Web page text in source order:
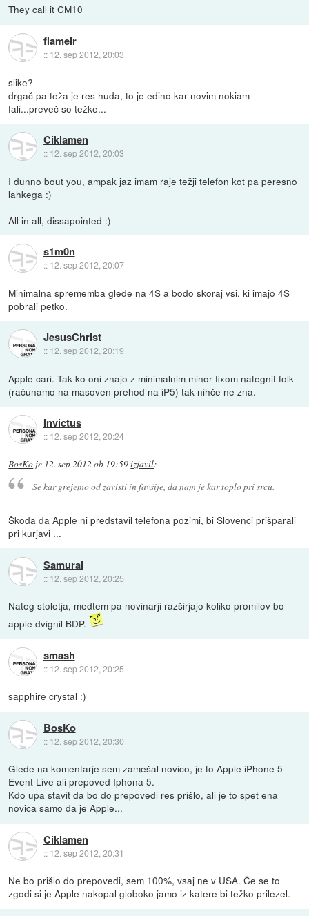
They call it CM10
flameir
:: 12. sep 2012, 20:03
slike?
drgač pa teža je res huda, to je edino kar novim nokiam
fali...preveč so težke...
Ciklamen
:: 12. sep 2012, 20:03
I dunno bout you, ampak jaz imam raje težji telefon kot pa peresno
lahkega :)
All in all, dissapointed :)
s1m0n
:: 12. sep 2012, 20:07
Minimalna sprememba glede na 4S a bodo skoraj vsi, ki imajo 4S
pobrali petko.
JesusChrist
:: 12. sep 2012, 20:19
Apple cari. Tak ko oni znajo z minimalnim minor fixom nategnit folk
(računamo na masoven prehod na iP5) tak nihče ne zna.
Invictus
:: 12. sep 2012, 20:24
BosKo je 12. sep 2012 ob 19:59izjavil:
Se kar grejemo od zavisti in favšije, da nam je kar toplo pri srcu.
Škoda da Apple ni predstavil telefona pozimi, bi Slovenci prišparali
pri kurjavi ...
Samurai
:: 12. sep 2012, 20:25
Nateg stoletja, medtem pa novinarji razširjajo koliko promilov bo
apple dvignil BDP.
smash
:: 12. sep 2012, 20:25
sapphire crystal :)
BosKo
:: 12. sep 2012, 20:30
Glede na komentarje sem zamešal novico, je to Apple iPhone 5
Event Live ali prepoved Iphona 5.
Kdo upa stavit da bo do prepovedi res prišlo, ali je to spet ena
novica samo da je Apple...
Ciklamen
:: 12. sep 2012, 20:31
Ne bo prišlo do prepovedi, sem 100%, vsaj ne v USA. Če se to
zgodi si je Apple nakopal globoko jamo iz katere bi težko prilezel.